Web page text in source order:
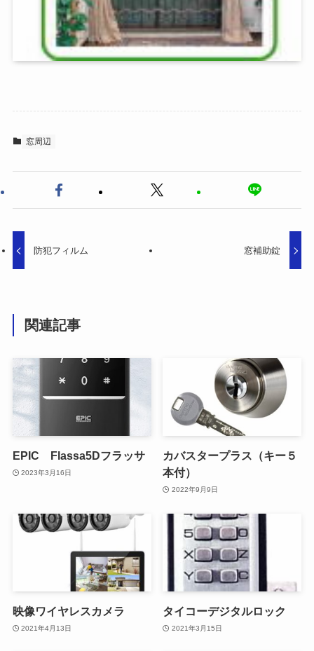
窓周辺
防犯フィルム 窓補助錠
関連記事
EPIC Flassa5Dフラッサ
2023年3月16日
カバスタープラス（キー５
本付）
2022年9月9日
映像ワイヤレスカメラ
2021年4月13日
タイコーデジタルロック
2021年3月15日